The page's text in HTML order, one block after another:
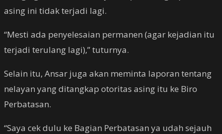
asing ini tidak terjadi lagi.
“Mesti ada penyelesaian permanen (agar kejadian itu
terjadi terulang lagi),” tuturnya.
Selain itu, Ansar juga akan meminta laporan tentang
nelayan yang ditangkap otoritas asing itu ke Biro
Perbatasan.
“Saya cek dulu ke Bagian Perbatasan ya udah sejauh